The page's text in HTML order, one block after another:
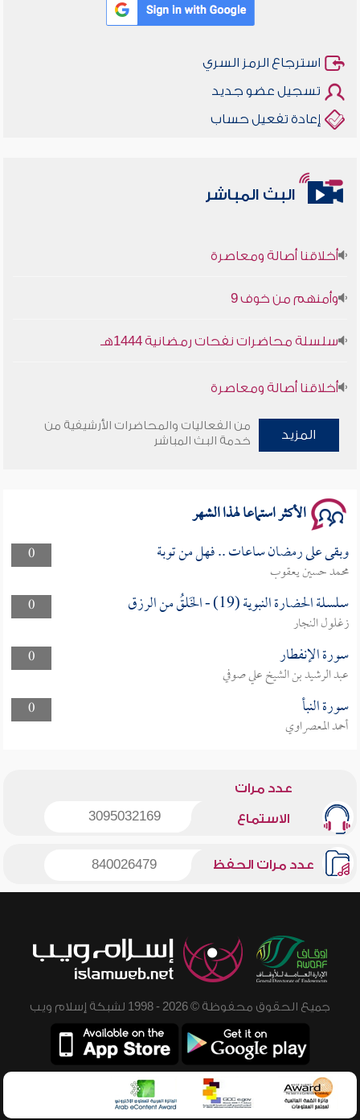
استرجاع الرمز السري
تسجيل عضو جديد
إعادة تفعيل حساب
البث المباشر
أخلاقنا أصالة ومعاصرة
وأمنهم من خوف 9
سلسلة محاضرات نفحات رمضانية 1444هـ
أخلاقنا أصالة ومعاصرة
وأمنهم من خوف 9
المزيد
من الفعاليات والمحاضرات الأرشيفية من
خدمة البث المباشر
الأكثر استماعا لهذا الشهر
0 وبقى على رمضان ساعات .. فهل من توبة
محمد حسين يعقوب
0
سلسلة الحضارة النبوية (19) - الخَلقُ من الرزق
زغلول النجار
0
سورة الإنفطار
عبد الرشيد بن الشيخ علي صوفي
0
سورة النبأ
أحمد المعصراوي
عدد مرات
الاستماع 3095032169
عدد مرات الحفظ 840026479
جميع الحقوق محفوظة © 2026 - 1998 لشبكة إسلام ويب